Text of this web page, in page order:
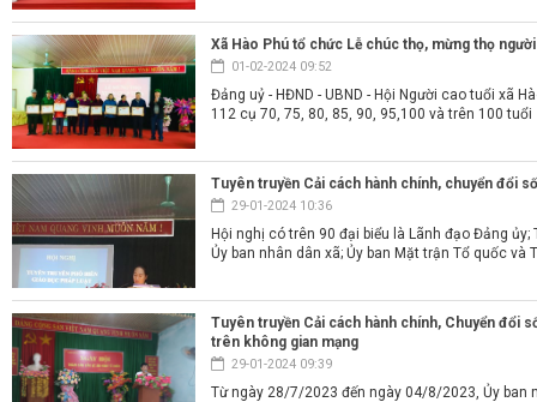
Xã Hào Phú tổ chức Lễ chúc thọ, mừng thọ
01-02-2024 09:52
Đảng uỷ - HĐND - UBND - Hội Người cao tuổi xã
112 cụ 70, 75, 80, 85, 90, 95,100 và trên 100 tuổi
Tuyên truyền Cải cách hành chính, chuyển đổi
29-01-2024 10:36
Hội nghị có trên 90 đại biểu là Lãnh đạo Đảng
Ủy ban nhân dân xã; Ủy ban Mặt trận Tổ quốc và
Tuyên truyền Cải cách hành chính, Chuyển đổi
trên không gian mạng
29-01-2024 09:39
Từ ngày 28/7/2023 đến ngày 04/8/2023, Ủy ban